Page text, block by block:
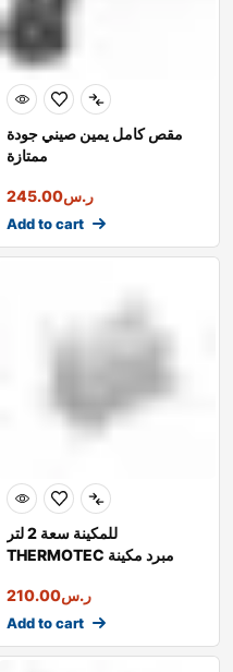
مقص كامل يمين صيني جودة
ممتازة
ر.س245.00
Add to cart
للمكينة سعة 2 لتر
THERMOTEC مبرد مكينة
ر.س210.00
Add to cart